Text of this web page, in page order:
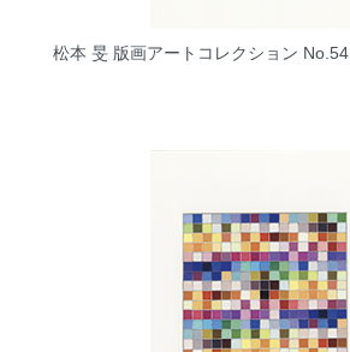
松本 旻 版画アートコレクション No.54